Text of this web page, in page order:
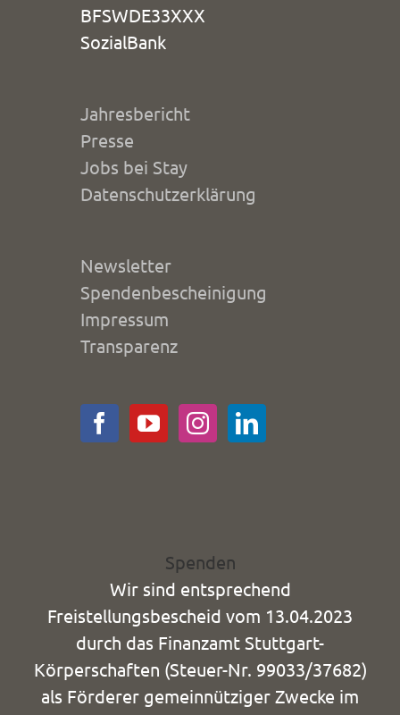
BFSWDE33XXX
SozialBank
Jahresbericht
Presse
Jobs bei Stay
Datenschutzerklärung
Newsletter
Spendenbescheinigung
Impressum
Transparenz
Spenden
Wir sind entsprechend
Freistellungsbescheid vom 13.04.2023
durch das Finanzamt Stuttgart-
Körperschaften (Steuer-Nr. 99033/37682)
als Förderer gemeinnütziger Zwecke im